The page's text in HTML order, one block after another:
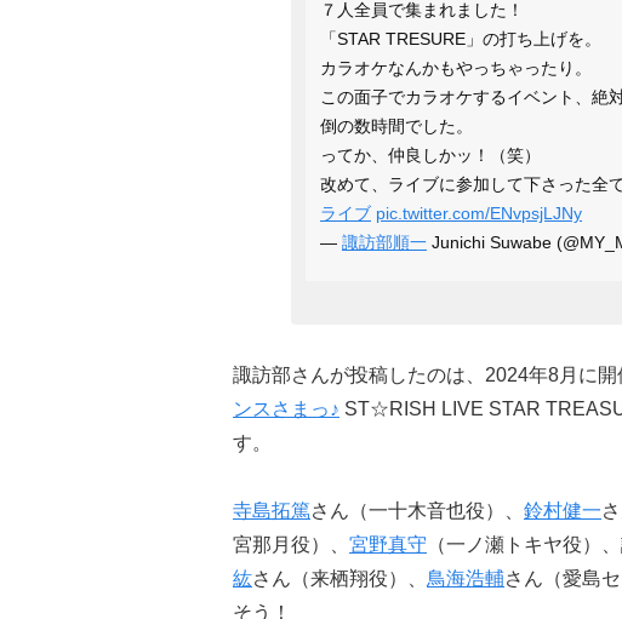
７人全員で集まれました！
「STAR TRESURE」の打ち上げを。
カラオケなんかもやっちゃったり。
この面子でカラオケするイベント、絶
倒の数時間でした。
ってか、仲良しかッ！（笑）
改めて、ライブに参加して下さった全
ライブ pic.twitter.com/ENvpsjLJNy
— 諏訪部順一 Junichi Suwabe
諏訪部さんが投稿したのは、2024年8月に開
ンスさまっ♪ ST☆RISH LIVE STAR
す。
寺島拓篤さん（一十木音也役）、 鈴村健一
宮那月役）、 宮野真守 （一ノ瀬トキヤ役）
紘さん（来栖翔役）、 鳥海浩輔さん（愛島
そう！